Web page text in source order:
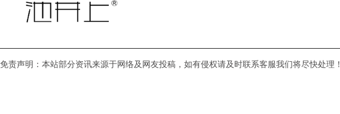
免责声明：本站部分资讯来源于网络及网友投稿，如有侵权请及时联系客服我们将尽快处理！